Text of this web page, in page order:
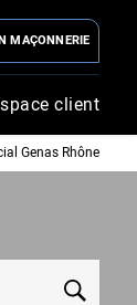
MAÇONNERIE
client
Genas Rhône